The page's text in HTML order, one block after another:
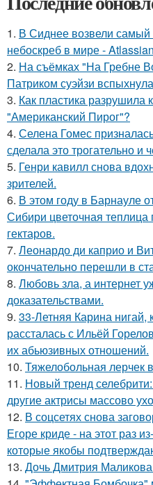
1. В Сиднее возвели
небоскреб в мире -
2. На съёмках "На Гребне
Патриком суэйзи
3. Как пластика разрушила
"Американский Пирог"?
4. Селена Гомес
сделала это трогательно и
5. Генри кавилл снова
зрителей.
6. В этом году в Барнауле
Сибири цветочная
гектаров.
7. Леонардо ди каприо и
окончательно перешли в
8. Любовь зла, а интернет
доказательствами.
9. 33-Летняя Карина
рассталась с Ильёй
их абьюзивных отношений.
10. Тяжелобольная лерчек
11. Новый тренд
другие актрисы массово
12. В соцсетях снова
Егоре криде - на этот раз
которые якобы
13. Дочь Дмитрия Маликова